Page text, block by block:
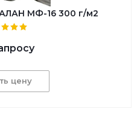
МФ-16 300 г/м2
цену